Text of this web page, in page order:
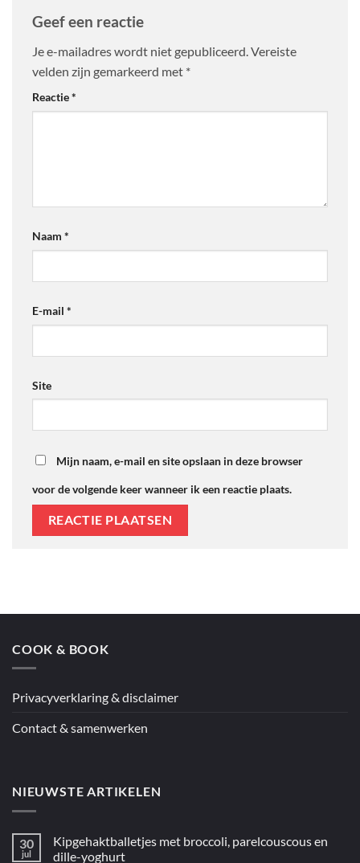
Geef een reactie
Je e-mailadres wordt niet gepubliceerd.Vereiste
velden zijn gemarkeerd met *
Reactie*
Naam *
E-mail *
Site
Mijn naam, e-mail en site opslaan in deze browser
voor de volgende keer wanneer ik een reactie plaats.
COOK & BOOK
Privacyverklaring & disclaimer
Contact & samenwerken
NIEUWSTE ARTIKELEN
30
jul
Kipgehaktballetjes met broccoli, parelcouscous en
dille-yoghurt